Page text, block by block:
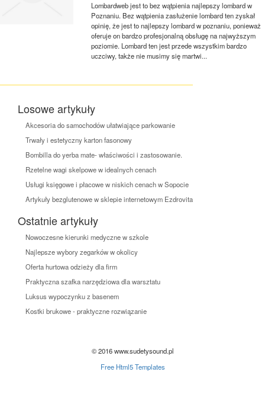
Lombardweb jest to bez wątpienia najlepszy lombard w
Poznaniu. Bez wątpienia zasłużenie lombard ten zyskał
opinię, że jest to najlepszy lombard w poznaniu, ponieważ
oferuje on bardzo profesjonalną obsługę na najwyższym
poziomie. Lombard ten jest przede wszystkim bardzo
uczciwy, także nie musimy się martwi...
Losowe artykuły
Akcesoria do samochodów ułatwiające parkowanie
Trwały i estetyczny karton fasonowy
Bombilla do yerba mate- właściwości i zastosowanie.
Rzetelne wagi skelpowe w idealnych cenach
Usługi księgowe i płacowe w niskich cenach w Sopocie
Artykuły bezglutenowe w sklepie internetowym Ezdrovita
Ostatnie artykuły
Nowoczesne kierunki medyczne w szkole
Najlepsze wybory zegarków w okolicy
Oferta hurtowa odzieży dla firm
Praktyczna szafka narzędziowa dla warsztatu
Luksus wypoczynku z basenem
Kostki brukowe - praktyczne rozwiązanie
© 2016 www.sudetysound.pl
Free Html5 Templates